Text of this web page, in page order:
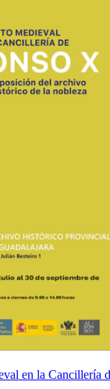
en la Cancillería